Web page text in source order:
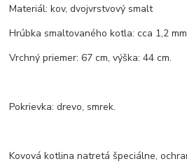
Materiál: kov, dvojvrstvový smalt
Hrúbka smaltovaného kotla: cca 1,2 mm
Vrchný priemer: 67 cm, výška: 44 cm.
Pokrievka: drevo, smrek.
Kovová kotlina natretá špeciálne,